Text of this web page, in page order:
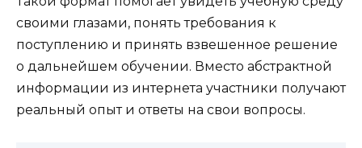
своими глазами, понять требования к
поступлению и принять взвешенное решение
о дальнейшем обучении. Вместо абстрактной
информации из интернета участники получают
реальный опыт и ответы на свои вопросы.